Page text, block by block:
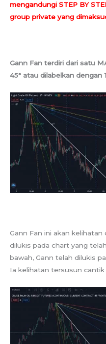
mengandungi STEP BY
group private yang
Gann Fan terdiri dari satu
45° atau dilabelkan dengan
Gann Fan ini akan
dilukis pada chart yang
bawah, Gann telah dilukis
Ia kelihatan tersusun cantik